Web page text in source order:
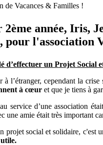
2ème année, Iris,
pour l'association
d’effectuer un Projet Social
l’étranger, cependant la
à cœur et que je tiens à
service d’une association
une amie était très important
projet social et solidaire,